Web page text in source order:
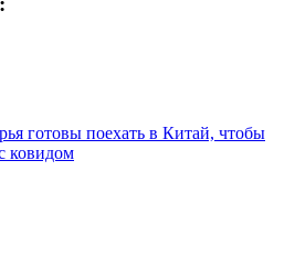
готовы поехать в Китай, чтобы
ковидом